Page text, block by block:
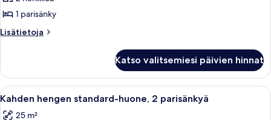
parisänky
kuvat
1 parisänky
Lisätietoja
Lisätietoja
parisänky
Katso valitsemiesi päivien hinnat
Avaa
kaikki
Hotellihuone, jossa on kaksi
2
Kahden hengen standard-huone, 2 parisänkyä
25 m²